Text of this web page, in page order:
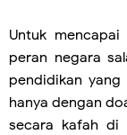
Untuk
peran negara
pendidikan yang
hanya dengan
secara kafah di